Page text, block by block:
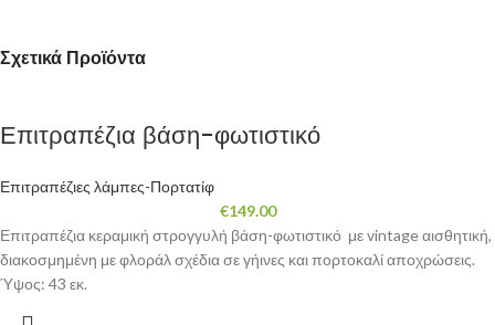
Σχετικά Προϊόντα
Επιτραπέζια βάση-φωτιστικό
Επιτραπέζιες λάμπες-Πορτατίφ
€149.00
Επιτραπέζια κεραμική στρογγυλή βάση-φωτιστικό με vintage αισθητική,
διακοσμημένη με φλοράλ σχέδια σε γήινες και πορτοκαλί αποχρώσεις.
Ύψος: 43 εκ.